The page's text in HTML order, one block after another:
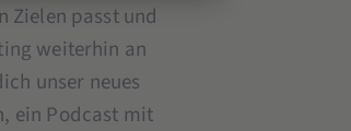
Zielen passt und
weiterhin an
unser neues
ein Podcast mit